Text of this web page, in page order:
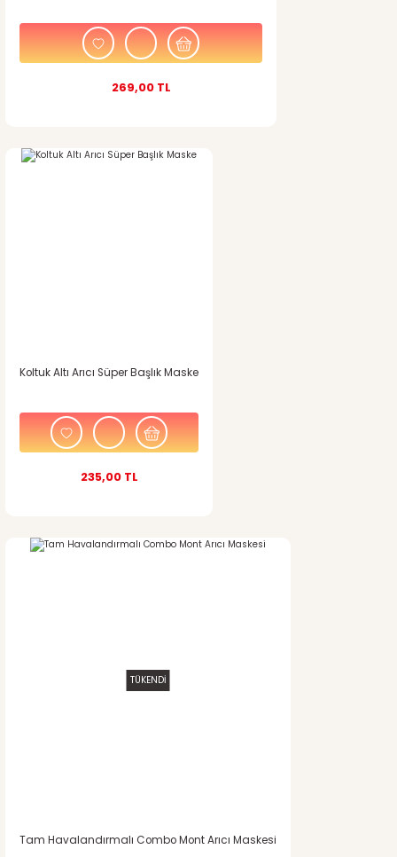
269,00 TL
Koltuk Altı Arıcı Süper Başlık Maske
235,00 TL
TÜKENDİ
Tam Havalandırmalı Combo Mont Arıcı Maskesi